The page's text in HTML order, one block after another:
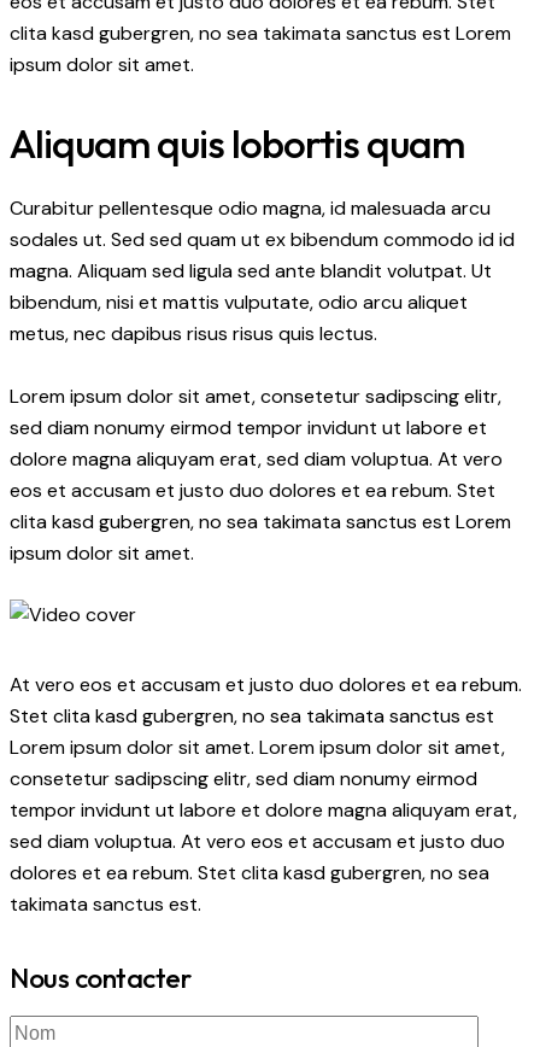
clita kasd gubergren, no sea takimata sanctus est Lorem
ipsum dolor sit amet.
Aliquam quis lobortis quam
Curabitur pellentesque odio magna, id malesuada arcu
sodales ut. Sed sed quam ut ex bibendum commodo id id
magna. Aliquam sed ligula sed ante blandit volutpat. Ut
bibendum, nisi et mattis vulputate, odio arcu aliquet
metus, nec dapibus risus risus quis lectus.
Lorem ipsum dolor sit amet, consetetur sadipscing elitr,
sed diam nonumy eirmod tempor invidunt ut labore et
dolore magna aliquyam erat, sed diam voluptua. At vero
eos et accusam et justo duo dolores et ea rebum. Stet
clita kasd gubergren, no sea takimata sanctus est Lorem
ipsum dolor sit amet.
At vero eos et accusam et justo duo dolores et ea rebum.
Stet clita kasd gubergren, no sea takimata sanctus est
Lorem ipsum dolor sit amet. Lorem ipsum dolor sit amet,
consetetur sadipscing elitr, sed diam nonumy eirmod
tempor invidunt ut labore et dolore magna aliquyam erat,
sed diam voluptua. At vero eos et accusam et justo duo
dolores et ea rebum. Stet clita kasd gubergren, no sea
takimata sanctus est.
Nous contacter